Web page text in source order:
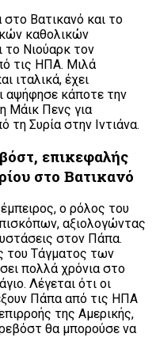
στο Βατικανό και το
καθολικών
το Νιούαρκ τον
τις ΗΠΑ. Μιλά
ιταλικά, έχει
αψήφησε κάποτε την
Μάικ Πενς για
Συρία στην Ιντιάνα.
επικεφαλής
στο Βατικανό
ο ρόλος του
αξιολογώντας
στον Πάπα.
του Τάγματος των
πολλά χρόνια στο
Λέγεται ότι οι
Πάπα από τις ΗΠΑ
της Αμερικής,
θα μπορούσε να